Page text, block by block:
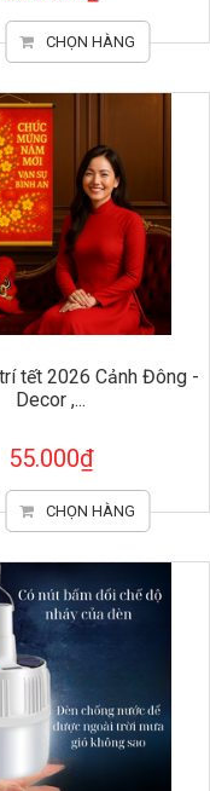
CHỌN HÀNG
tết 2026 Cảnh Đông -
Decor ,...
55.000₫
CHỌN HÀNG